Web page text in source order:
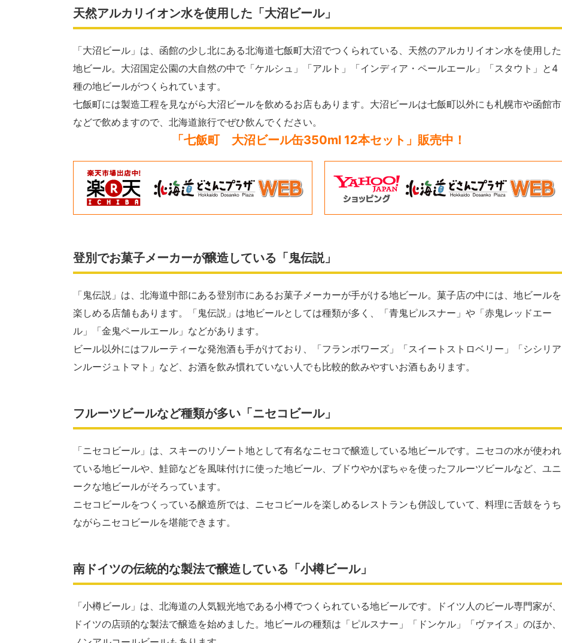
天然アルカリイオン水を使用した「大沼ビール」
「大沼ビール」は、函館の少し北にある北海道七飯町大沼でつくられている、天然のアルカリイオン水を使用した
地ビール。大沼国定公園の大自然の中で「ケルシュ」「アルト」「インディア・ペールエール」「スタウト」と4
種の地ビールがつくられています。
七飯町には製造工程を見ながら大沼ビールを飲めるお店もあります。大沼ビールは七飯町以外にも札幌市や函館市
などで飲めますので、北海道旅行でぜひ飲んでください。
「七飯町 大沼ビール缶350ml 12本セット 」販売中！
登別でお菓子メーカーが醸造している「鬼伝説」
「鬼伝説」は、北海道中部にある登別市にあるお菓子メーカーが手がける地ビール。菓子店の中には、地ビールを
楽しめる店舗もあります。「鬼伝説」は地ビールとしては種類が多く、「青鬼ピルスナー」や「赤鬼レッドエー
ル」「金鬼ペールエール」などがあります。
ビール以外にはフルーティーな発泡酒も手がけており、「フランボワーズ」「スイートストロベリー」「シシリア
ンルージュトマト」など、お酒を飲み慣れていない人でも比較的飲みやすいお酒もあります。
フルーツビールなど種類が多い「ニセコビール」
「ニセコビール」は、スキーのリゾート地として有名なニセコで醸造している地ビールです。ニセコの水が使われ
ている地ビールや、鮭節などを風味付けに使った地ビール、ブドウやかぼちゃを使ったフルーツビールなど、ユニ
ークな地ビールがそろっています。
ニセコビールをつくっている醸造所では、ニセコビールを楽しめるレストランも併設していて、料理に舌鼓をうち
ながらニセコビールを堪能できます。
南ドイツの伝統的な製法で醸造している「小樽ビール」
「小樽ビール」は、北海道の人気観光地である小樽でつくられている地ビールです。ドイツ人のビール専門家が、
ドイツの店頭的な製法で醸造を始めました。地ビールの種類は「ピルスナー」「ドンケル」「ヴァイス」のほか、